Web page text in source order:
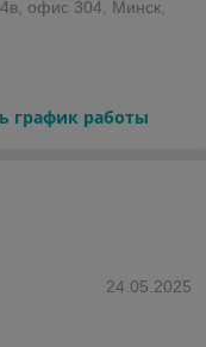
сетки
офис 304, Минск,
график работы
24.05.2025